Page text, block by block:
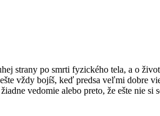
strany po smrti fyzického tela, a o
vždy bojíš, keď predsa veľmi dobre
vedomie alebo preto, že ešte nie